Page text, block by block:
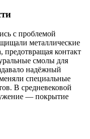
с проблемой
металлические
контакт
смолы для
надёжный
специальные
В средневековой
— покрытие